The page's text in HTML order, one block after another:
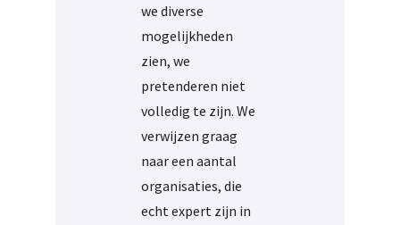
we diverse
mogelijkheden
zien, we
pretenderen niet
volledig te zijn. We
verwijzen graag
naar een aantal
organisaties, die
echt expert zijn in